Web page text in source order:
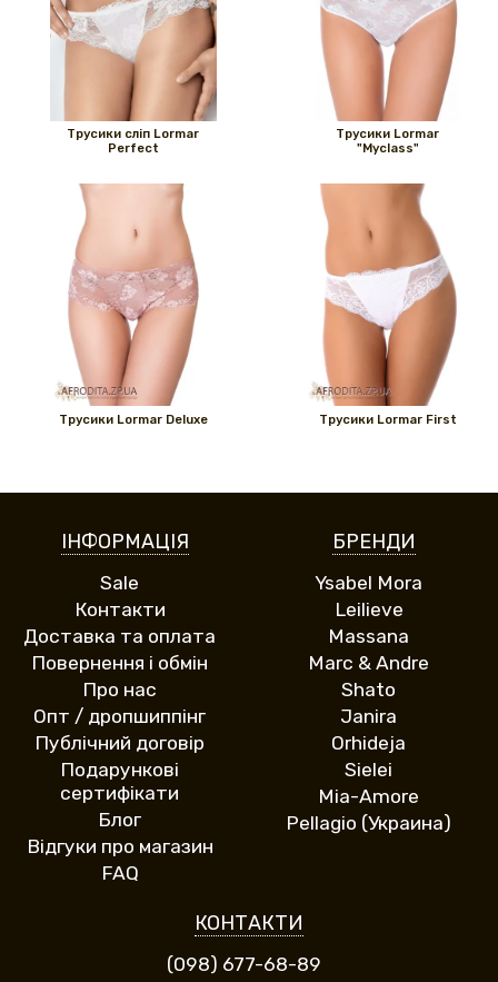
Трусики сліп Lormar
Perfect
Трусики Lormar
"Myclass"
Трусики Lormar Deluxe Трусики Lormar First
ІНФОРМАЦІЯ
Sale
Контакти
Доставка та оплата
Повернення і обмін
Про нас
Опт / дропшиппінг
Публічний договір
Подарункові
сертифікати
Блог
Відгуки про магазин
FAQ
БРЕНДИ
Ysabel Mora
Leilieve
Massana
Marc & Andre
Shato
Janira
Orhideja
Sielei
Mia-Amore
Pellagio (Украина)
КОНТАКТИ
(098) 677-68-89